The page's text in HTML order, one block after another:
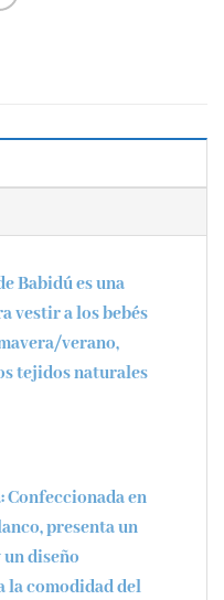
Babidúes una
vestir a los bebés
verano,
tejidos naturales
: Confeccionada en
presenta un
diseño
la comodidad del